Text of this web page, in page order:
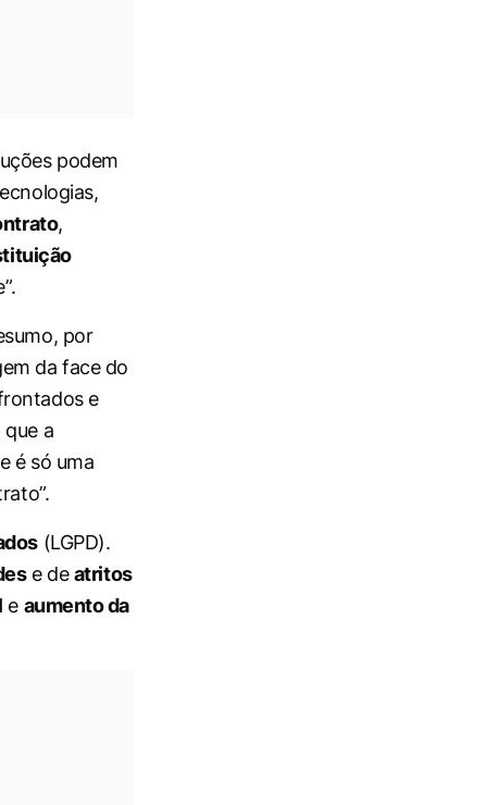
podem
,
por
da face do
e
a
é só uma
(LGPD).
e deatritos
e aumento da